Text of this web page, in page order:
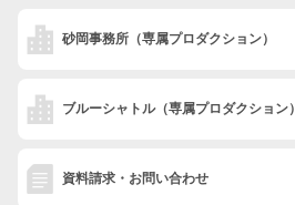
砂岡事務所 （専属プロダクション）
ブルーシャトル（専属プロダクション）
資料請求・お問い合わせ